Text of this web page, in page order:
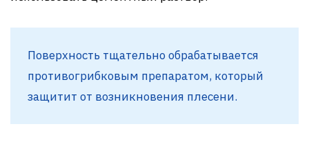
Поверхность тщательно обрабатывается
противогрибковым препаратом, который
защитит от возникновения плесени.